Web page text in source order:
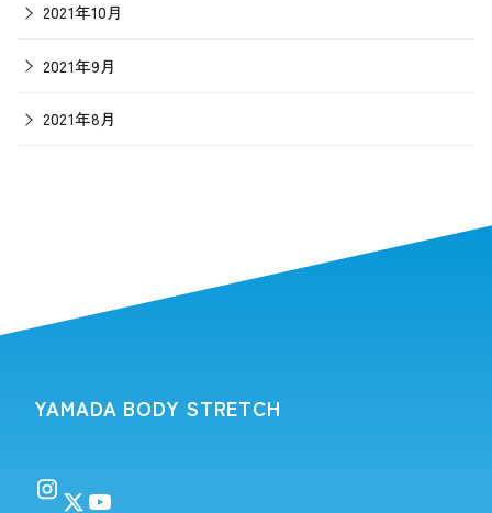
2021年10月
2021年9月
2021年8月
YAMADA BODY STRETCH